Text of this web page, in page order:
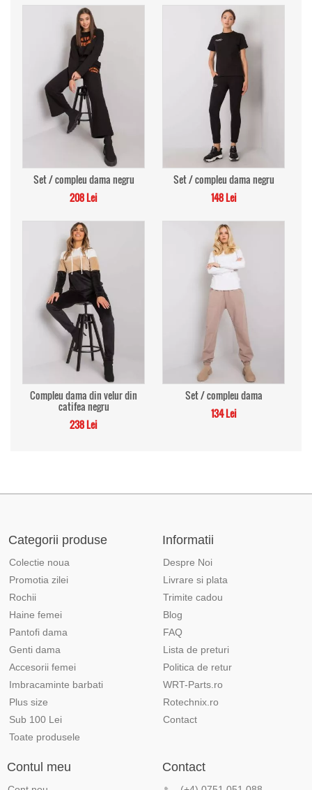
Set / compleu dama negru
208 Lei
Set / compleu dama negru
148 Lei
Compleu dama din velur din
catifea negru
238 Lei
Set / compleu dama
134 Lei
Categorii produse
Colectie noua
Promotia zilei
Rochii
Haine femei
Pantofi dama
Genti dama
Accesorii femei
Imbracaminte barbati
Plus size
Sub 100 Lei
Toate produsele
Informatii
Despre Noi
Livrare si plata
Trimite cadou
Blog
FAQ
Lista de preturi
Politica de retur
WRT-Parts.ro
Rotechnix.ro
Contact
Contul meu Contact